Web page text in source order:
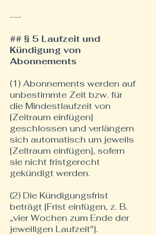
---
## § 5 Laufzeit und
Kündigung von
Abonnements
(1) Abonnements werden auf
unbestimmte Zeit bzw. für
die Mindestlaufzeit von
[Zeitraum einfügen]
geschlossen und verlängern
sich automatisch um jeweils
[Zeitraum einfügen], sofern
sie nicht fristgerecht
gekündigt werden.
(2) Die Kündigungsfrist
beträgt [Frist einfügen, z. B.
„vier Wochen zum Ende der
jeweiligen Laufzeit"].